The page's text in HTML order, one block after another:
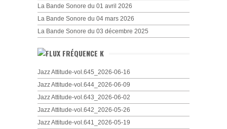
La Bande Sonore du 01 avril 2026
La Bande Sonore du 04 mars 2026
La Bande Sonore du 03 décembre 2025
FRÉQUENCE K
Jazz Attitude-vol.645_2026-06-16
Jazz Attitude-vol.644_2026-06-09
Jazz Attitude-vol.643_2026-06-02
Jazz Attitude-vol.642_2026-05-26
Jazz Attitude-vol.641_2026-05-19